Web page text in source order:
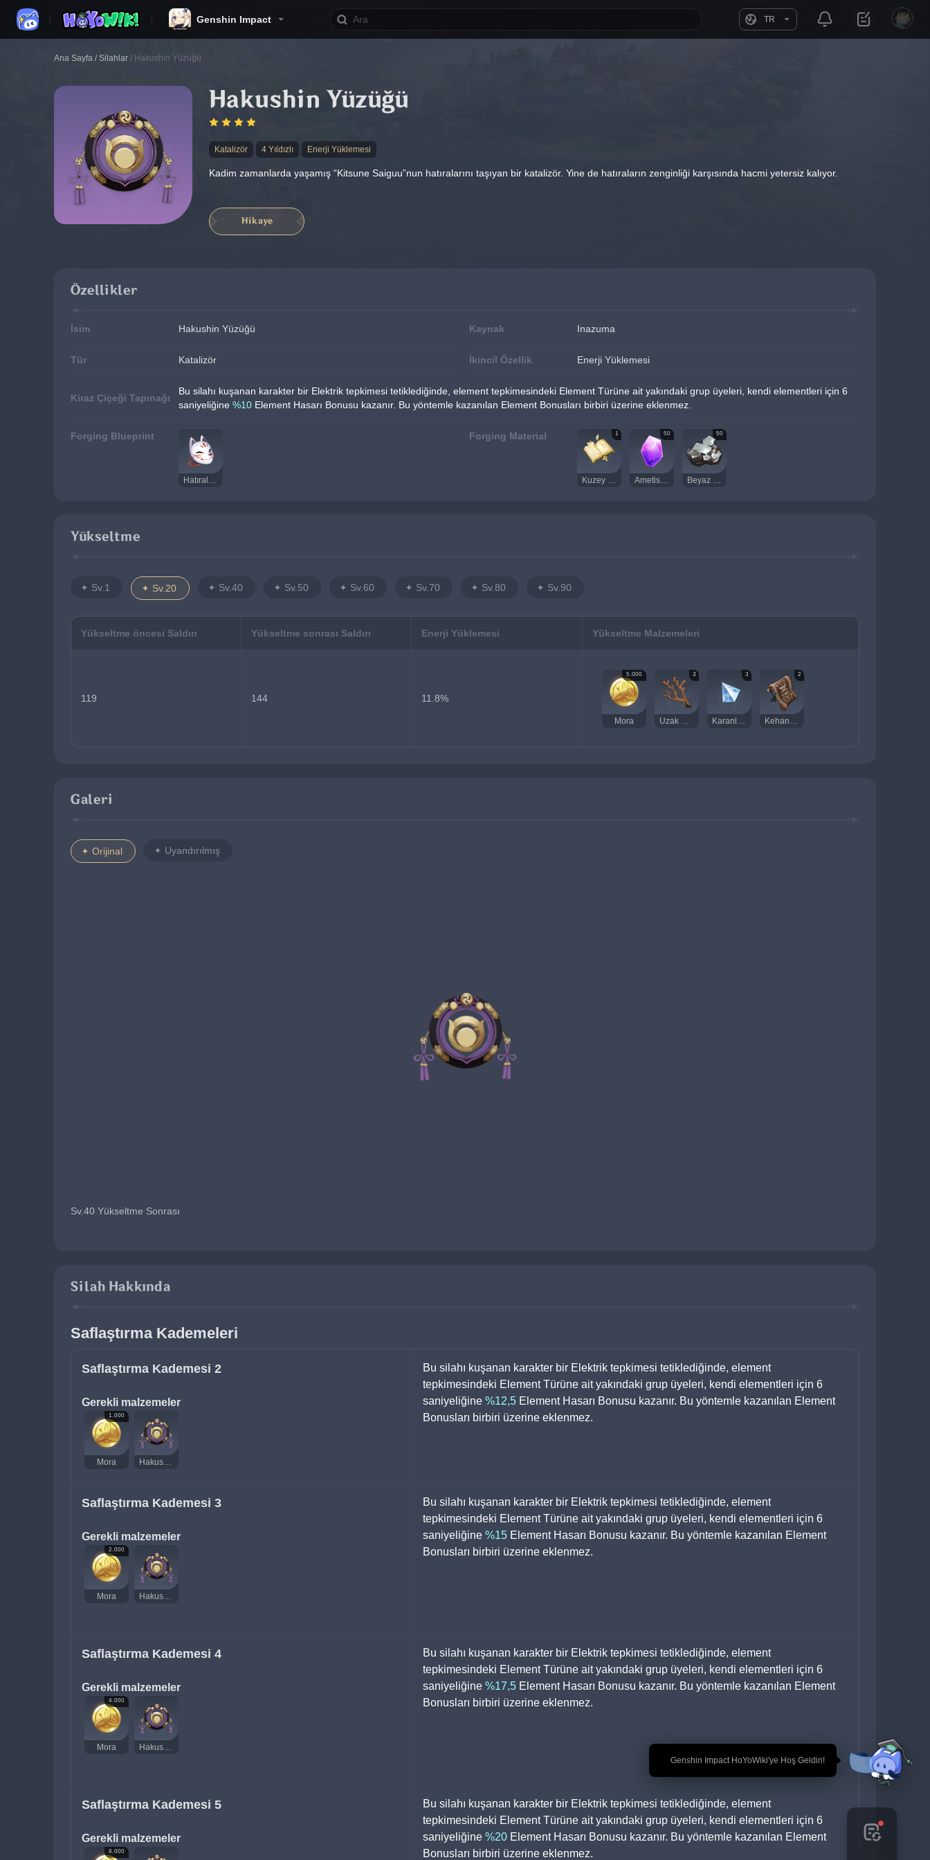
Genshin Impact TR
🎉 Genshin Impact HoYoWiki'ye Hoş Geldin!
Ana Sayfa / Silahlar / Hakushin Yüzüğü
Hakushin Yüzüğü
Katalizör 4 Yıldızlı Enerji Yüklemesi
Kadim zamanlarda yaşamış “Kitsune Saiguu”nun hatıralarını taşıyan bir katalizör. Yine de hatıraların zenginliği karşısında hacmi yetersiz kalıyor.
Hikaye
Özellikler
İsim Hakushin Yüzüğü Kaynak Inazuma
Tür Katalizör İkincil Özellik Enerji Yüklemesi
Kiraz Çiçeği Tapınağı
Bu silahı kuşanan karakter bir Elektrik tepkimesi tetiklediğinde, element tepkimesindeki Element Türüne ait yakındaki grup üyeleri, kendi elementleri için 6
saniyeliğine %10 Element Hasarı Bonusu kazanır. Bu yöntemle kazanılan Element Bonusları birbiri üzerine eklenmez.
Forging Blueprint
Hatıralar Maskesi
Forging Material 1
Kuzey Diyarı Katalizör Prototipi
50
Ametist Parçası
50
Beyaz Demir Parçası
Yükseltme
Sv.1 Sv.20 Sv.40 Sv.50 Sv.60 Sv.70 Sv.80 Sv.90
Yükseltme öncesi Saldırı Yükseltme sonrası Saldırı Enerji Yüklemesi Yükseltme Malzemeleri
119 144 11.8%
5.000
Mora
3 3 2
Galeri
Orijinal Uyandırılmış
Sv.40 Yükseltme Sonrası
Silah Hakkında
Saflaştırma Kademeleri
Saflaştırma Kademesi 2
Gerekli malzemeler
1.000
Mora Hakushin Yüzüğü
Bu silahı kuşanan karakter bir Elektrik tepkimesi tetiklediğinde, element
tepkimesindeki Element Türüne ait yakındaki grup üyeleri, kendi elementleri için 6
saniyeliğine %12,5 Element Hasarı Bonusu kazanır. Bu yöntemle kazanılan Element
Bonusları birbiri üzerine eklenmez.
Saflaştırma Kademesi 3
Gerekli malzemeler
2.000
Mora Hakushin Yüzüğü
Bu silahı kuşanan karakter bir Elektrik tepkimesi tetiklediğinde, element
tepkimesindeki Element Türüne ait yakındaki grup üyeleri, kendi elementleri için 6
saniyeliğine %15 Element Hasarı Bonusu kazanır. Bu yöntemle kazanılan Element
Bonusları birbiri üzerine eklenmez.
Saflaştırma Kademesi 4
Gerekli malzemeler
4.000
Mora Hakushin Yüzüğü
Bu silahı kuşanan karakter bir Elektrik tepkimesi tetiklediğinde, element
tepkimesindeki Element Türüne ait yakındaki grup üyeleri, kendi elementleri için 6
saniyeliğine %17,5 Element Hasarı Bonusu kazanır. Bu yöntemle kazanılan Element
Bonusları birbiri üzerine eklenmez.
Saflaştırma Kademesi 5
Gerekli malzemeler
8.000
Bu silahı kuşanan karakter bir Elektrik tepkimesi tetiklediğinde, element
tepkimesindeki Element Türüne ait yakındaki grup üyeleri, kendi elementleri için 6
saniyeliğine %20 Element Hasarı Bonusu kazanır. Bu yöntemle kazanılan Element
Bonusları birbiri üzerine eklenmez.